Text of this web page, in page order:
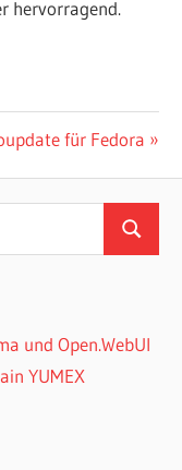
hervorragend.
für Fedora
Suchen
und Open.WebUI
YUMEX